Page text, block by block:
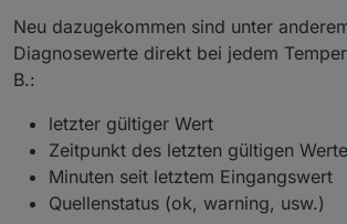
Neu dazugekommen sind unter
Diagnosewerte direkt bei jedem
B.:
letzter gültiger Wert
Zeitpunkt des letzten gültigen
Minuten seit letztem Eingangswert
Quellenstatus (ok, warning, usw.)